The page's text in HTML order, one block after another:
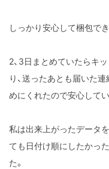
しっかり安心して梱包で
2、3日まとめていたらキ
り、送ったあとも届いた
めにくれたので安心してい
私は出来上がったデータ
ても日付け順にしたかっ
た。